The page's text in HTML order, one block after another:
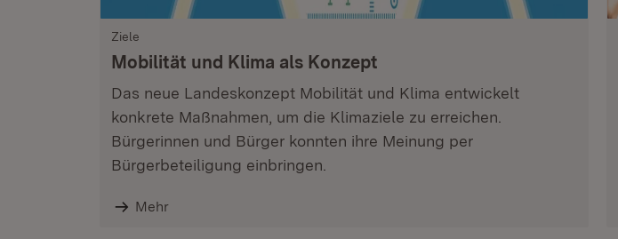
Ziele
Mobilität und Klima als Konzept
Das neue Landeskonzept Mobilität und Klima entwickelt
konkrete Maßnahmen, um die Klimaziele zu erreichen.
Bürgerinnen und Bürger konnten ihre Meinung per
Bürgerbeteiligung einbringen.
Mehr